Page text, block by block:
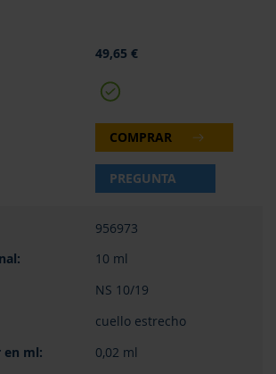
49,65 €
COMPRAR
PREGUNTA
956973
10 ml
NS 10/19
cuello estrecho
0,02 ml